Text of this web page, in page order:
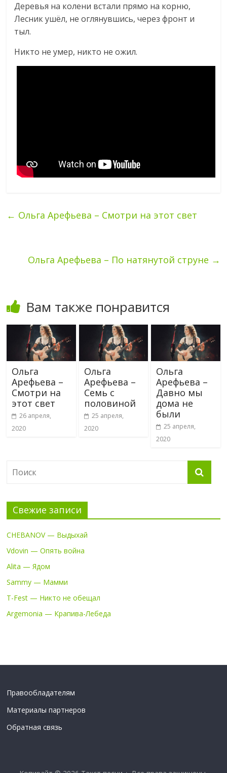
Деревья на колени встали прямо на корню,
Лесник ушёл, не оглянувшись, через фронт и
тыл.
Никто не умер, никто не ожил.
← Ольга Арефьева – Смотри на этот свет
Ольга Арефьева – По натянутой струне →
Вам также понравится
Ольга
Арефьева –
Смотри на
этот свет
26 апреля,
2020
Ольга
Арефьева –
Семь с
половиной
25 апреля,
2020
Ольга
Арефьева –
Давно мы
дома не
были
25 апреля,
2020
Свежие записи
CHEBANOV — Выдыхай
Vdovin — Опять война
Alita — Ядом
Sammy — Мамми
T-Fest — Никто не обещал
Argemonia — Крапива-Лебеда
Правообладателям
Материалы партнеров
Обратная связь